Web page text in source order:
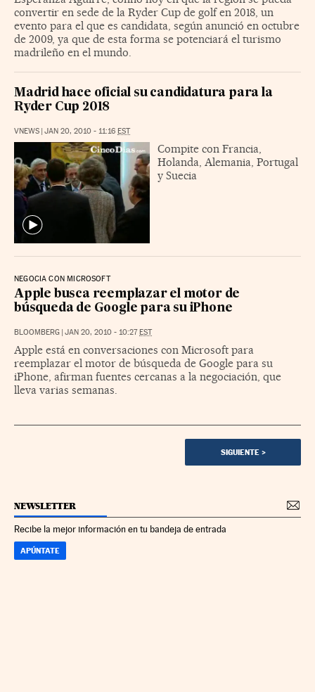
convertir en sede de la Ryder Cup de golf en 2018, un
evento para el que es candidata, según anunció en octubre
de 2009, ya que de esta forma se potenciará el turismo
madrileño en el mundo.
Madrid hace oficial su candidatura para la
Ryder Cup 2018
VNEWS | JAN 20, 2010 - 11:16 EST
Compite con Francia,
Holanda, Alemania, Portugal
y Suecia
NEGOCIA CON MICROSOFT
Apple busca reemplazar el motor de
búsqueda de Google para su iPhone
BLOOMBERG JAN 20, 2010 - 10:27 EST
Apple está en conversaciones con Microsoft para
reemplazar el motor de búsqueda de Google para su
iPhone, afirman fuentes cercanas a la negociación, que
lleva varias semanas.
SIGUIENTE>
NEWSLETTER
Recibe la mejor información en tu bandeja de entrada
APÚNTATE